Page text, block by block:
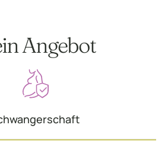
Angebot